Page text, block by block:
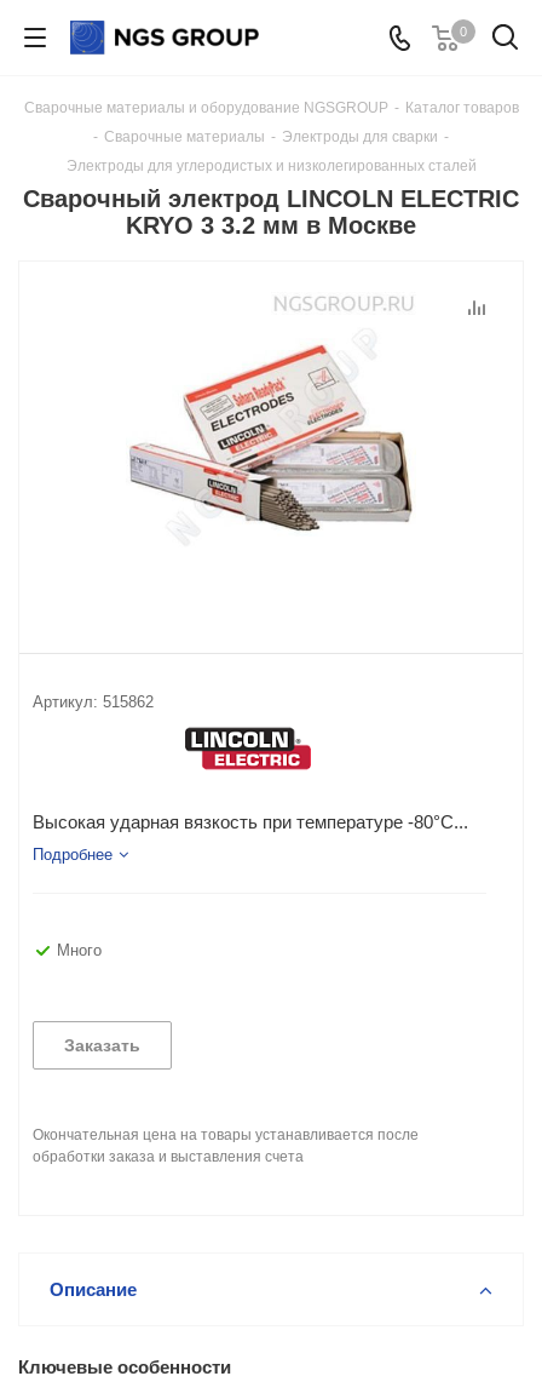
0
Сварочные материалы и оборудование NGSGROUP - Каталог товаров
- Сварочные материалы - Электроды для сварки -
Электроды для углеродистых и низколегированных сталей
Сварочный электрод LINCOLN ELECTRIC
KRYO 3 3.2 мм в Москве
Артикул: 515862
Высокая ударная вязкость при температуре -80°C...
Подробнее
Много
Заказать
Окончательная цена на товары устанавливается после
обработки заказа и выставления счета
Описание
Ключевые особенности